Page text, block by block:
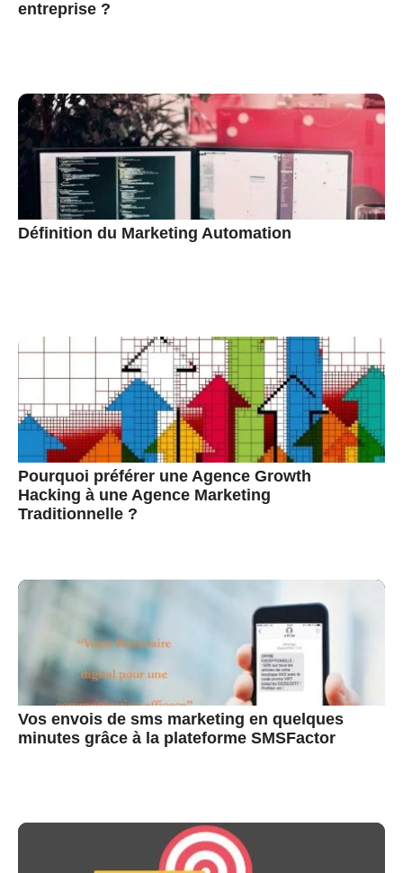
entreprise ?
Définition du Marketing Automation
Pourquoi préférer une Agence Growth
Hacking à une Agence Marketing
Traditionnelle ?
Vos envois de sms marketing en quelques
minutes grâce à la plateforme SMSFactor